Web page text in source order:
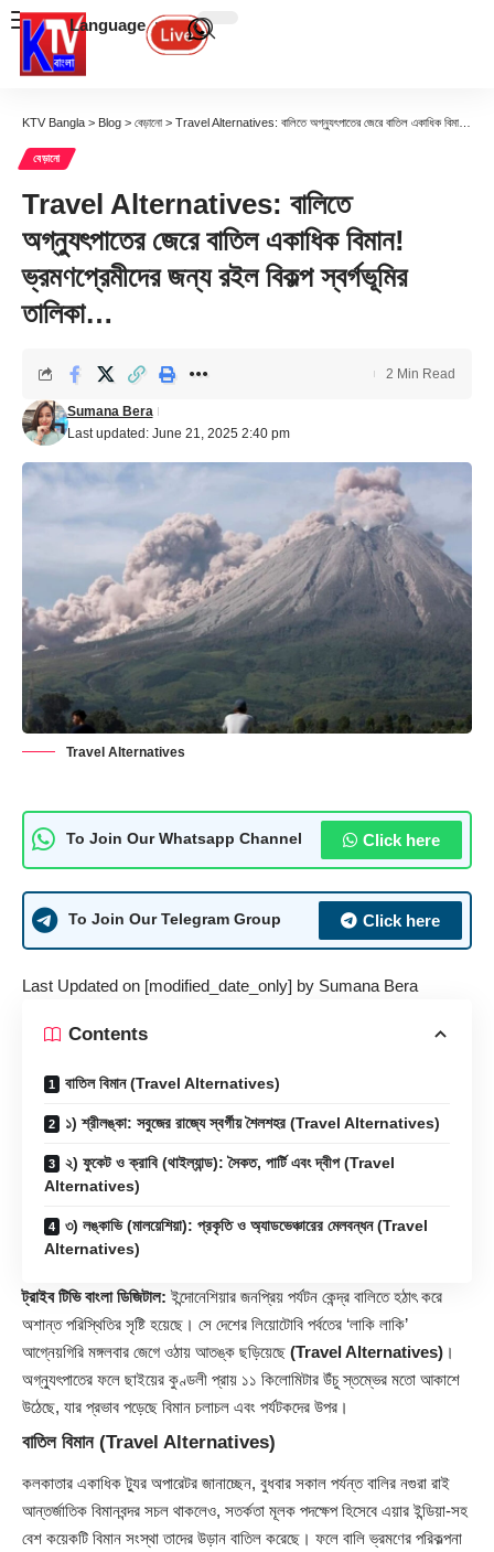
Language
KTV Bangla > Blog > বেড়ানো > Travel Alternatives: বালিতে অগ্ন্যুৎপাতের জেরে বাতিল একাধিক বিমান! ভ্রমণপ্রেমীদের জন্য রইল বিকল্প স্বর্গভূমির তালিকা…
বেড়ানো
Travel Alternatives: বালিতে
অগ্ন্যুৎপাতের জেরে বাতিল একাধিক বিমান!
ভ্রমণপ্রেমীদের জন্য রইল বিকল্প স্বর্গভূমির
তালিকা…
Last updated: June 21, 2025 2:40 pm
Sumana Bera
2 Min Read
Travel Alternatives
To Join Our Whatsapp Channel Click here
To Join Our Telegram Group Click here
Last Updated on [modified_date_only] by Sumana Bera
Contents
বাতিল বিমান (Travel Alternatives)
১) শ্রীলঙ্কা: সবুজের রাজ্যে স্বর্গীয় শৈলশহর (Travel Alternatives)
২) ফুকেট ও ক্রাবি (থাইল্যান্ড): সৈকত, পার্টি এবং দ্বীপ (Travel
Alternatives)
৩) লঙ্কাভি (মালয়েশিয়া): প্রকৃতি ও অ্যাডভেঞ্চারের মেলবন্ধন (Travel
Alternatives)
ট্রাইব টিভি বাংলা ডিজিটাল:ইন্দোনেশিয়ার জনপ্রিয় পর্যটন কেন্দ্র বালিতে হঠাৎ করে
অশান্ত পরিস্থিতির সৃষ্টি হয়েছে। সে দেশের লিয়োটোবি পর্বতের ‘লাকি লাকি’
আগ্নেয়গিরি মঙ্গলবার জেগে ওঠায় আতঙ্ক ছড়িয়েছে (Travel Alternatives) ।
অগ্ন্যুৎপাতের ফলে ছাইয়ের কুণ্ডলী প্রায় ১১ কিলোমিটার উঁচু স্তম্ভের মতো আকাশে
উঠেছে, যার প্রভাব পড়েছে বিমান চলাচল এবং পর্যটকদের উপর।
বাতিল বিমান (Travel Alternatives)
কলকাতার একাধিক ট্যুর অপারেটর জানাচ্ছেন, বুধবার সকাল পর্যন্ত বালির নগুরা রাই
আন্তর্জাতিক বিমানবন্দর সচল থাকলেও, সতর্কতা মূলক পদক্ষেপ হিসেবে এয়ার ইন্ডিয়া-সহ
বেশ কয়েকটি বিমান সংস্থা তাদের উড়ান বাতিল করেছে। ফলে বালি ভ্রমণের পরিকল্পনা